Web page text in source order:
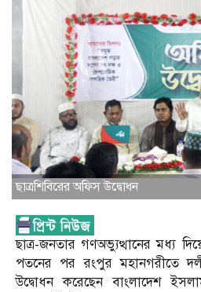
ছাত্রশিবিরের অফিস উদ্বোধন
ছাত্র-জনতার গণঅভ্যুত্থানের মধ্য
পতনের পর রংপুর মহানগরীতে
উদ্বোধন করেছেন বাংলাদেশ